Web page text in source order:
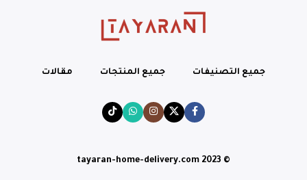
جميع التصنيفات جميع المنتجات مقالات
© tayaran-home-delivery.com 2023